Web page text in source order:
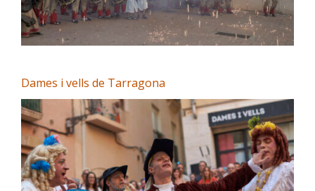
Dames i vells de Tarragona